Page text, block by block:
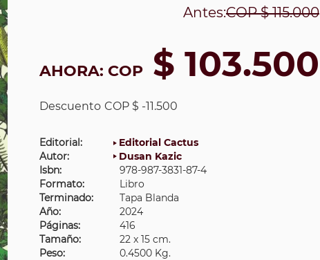
Antes:COP$ 115.000
AHORA: COP $ 103.500
Descuento COP $ -11.500
Editorial:
Editorial Cactus
Autor:
Dusan Kazic
Isbn:
978-987-3831-87-4
Formato:
Libro
Terminado:
Tapa Blanda
Año:
2024
Páginas:
416
Tamaño:
22 x 15 cm.
Peso:
0.4500 Kg.